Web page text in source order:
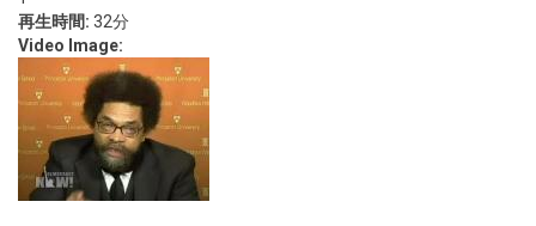
再生時間: 32分
Video Image: